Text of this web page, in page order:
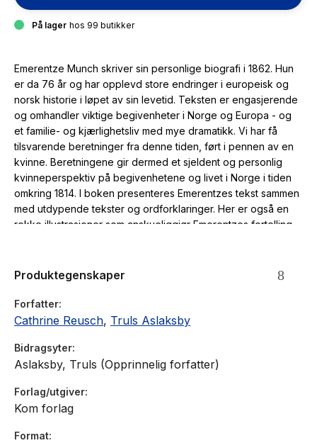
På lager hos 99 butikker
Emerentze Munch skriver sin personlige biografi i 1862. Hun
er da 76 år og har opplevd store endringer i europeisk og
norsk historie i løpet av sin levetid. Teksten er engasjerende
og omhandler viktige begivenheter i Norge og Europa - og
et familie- og kjærlighetsliv med mye dramatikk. Vi har få
tilsvarende beretninger fra denne tiden, ført i pennen av en
kvinne. Beretningene gir dermed et sjeldent og personlig
kvinneperspektiv på begivenhetene og livet i Norge i tiden
omkring 1814. I boken presenteres Emerentzes tekst sammen
med utdypende tekster og ordforklaringer. Her er også en
rekke illustrasjoner som anskueliggjør Emerentzes fortelling
Produktegenskaper
Forfatter
Cathrine Reusch, Truls Aslaksby
Bidragsyter
Aslaksby, Truls (Opprinnelig forfatter)
Forlag/utgiver
Kom forlag
Format